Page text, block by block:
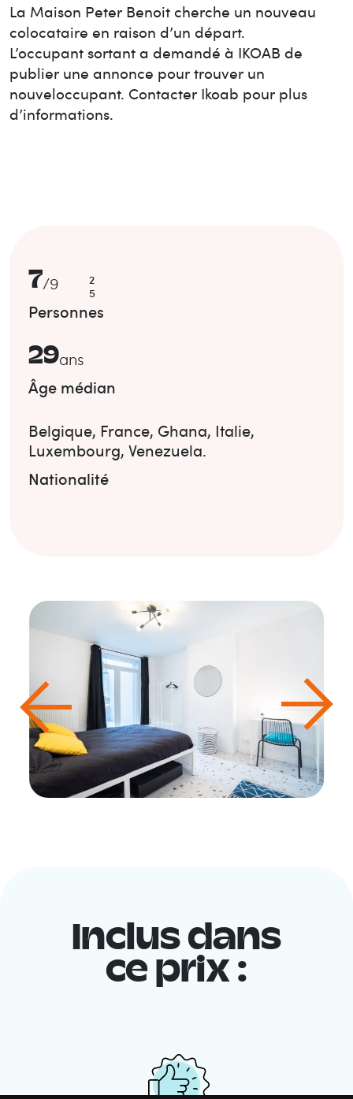
La Maison Peter Benoitcherche un nouveau
colocataire en raison d’un départ.
L’occupant sortant a demandé à IKOAB de
publier une annonce pour trouver un
nouveloccupant. Contacter Ikoab pour plus
d’informations.
7/9
2
5
Personnes
29ans
Âge médian
Belgique, France, Ghana, Italie,
Luxembourg, Venezuela.
Nationalité
Inclus dans
ce prix :